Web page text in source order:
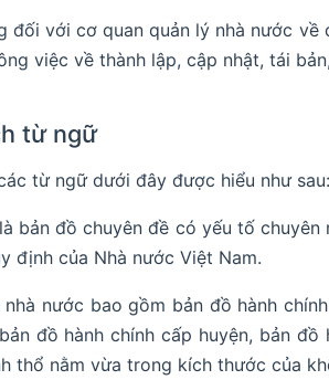
đối với cơ quan quản lý nhà nước
việc về thành lập, cập nhật, tái
từ ngữ
từ ngữ dưới đây được hiểu như sau:
bản đồ chuyên đề có yếu tố
định của Nhà nước Việt Nam.
nhà nước bao gồm bản đồ hành
đồ hành chính cấp huyện, bản
thổ nằm vừa trong kích thước của